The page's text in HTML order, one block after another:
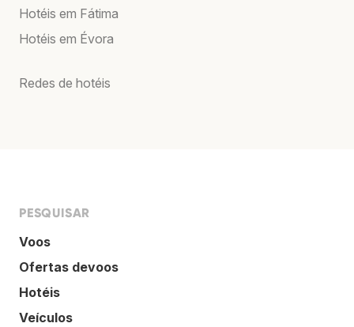
Hotéis em Fátima
Hotéis em Évora
Redes de hotéis
PESQUISAR
Voos
Ofertas devoos
Hotéis
Veículos